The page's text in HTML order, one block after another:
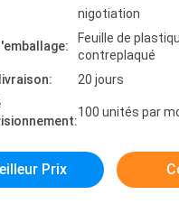
nigotiation
Feuille de
contreplaqué
20 jours
100 unités par
Prix